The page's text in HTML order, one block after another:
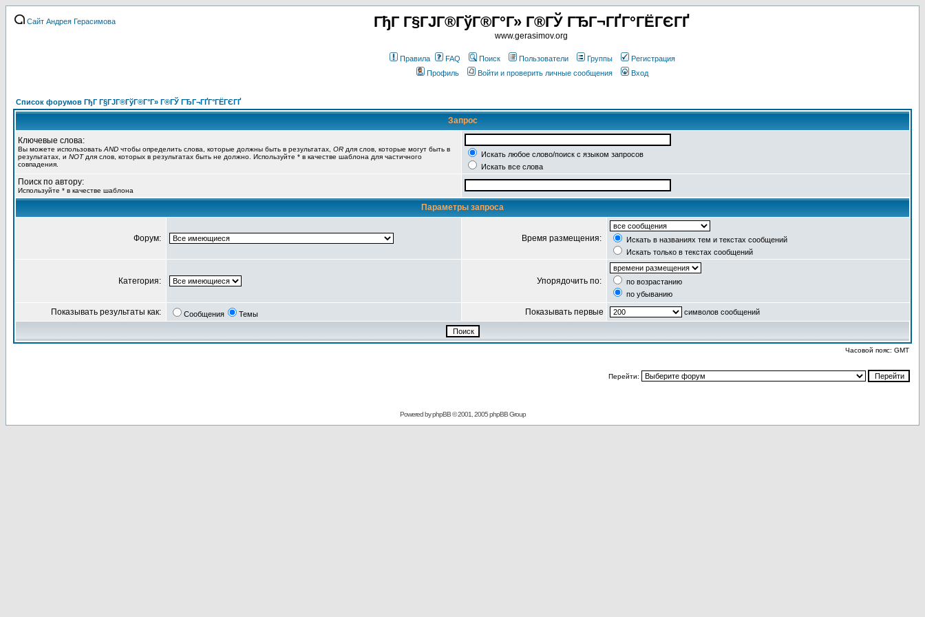
Сайт Андрея Герасимова ГђГ Г§ГЈГ®ГўГ®Г°Г» Г®ГЎ ГЂГ¬ГҐГ°ГЁГЄГҐ
www.gerasimov.org
Правила FAQ Поиск Пользователи Группы
Регистрация
Профиль
Войти и проверить личные сообщения Вход
Список форумов ГђГ Г§ГЈГ®ГўГ®Г°Г» Г®ГЎ ГЂГ¬ГҐГ°ГЁГЄГҐ
Запрос
Ключевые слова:
Вы можете использовать AND чтобы определить слова, которые должны быть в результатах, OR для слов, которые могут быть в
результатах, и NOTдля слов, которых в результатах быть не должно. Используйте * в качестве шаблона для частичного
совпадения.
Искать любое слово/поиск с языком запросов
Искать все слова
Поиск по автору:
Используйте * в качестве шаблона
Параметры запроса
Форум: Время размещения:
Искать в названиях тем и текстах сообщений
Искать только в текстах сообщений
Категория: Упорядочить по:
по возрастанию
по убыванию
Показывать результаты как: Сообщения Темы Показывать первые символов сообщений
Часовой пояс: GMT
Перейти:
Powered byphpBB© 2001, 2005 phpBB Group